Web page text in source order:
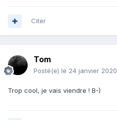
Citer
Tom
Posté(e) le 24 janvier 2020
Trop cool, je vais viendre ! B-)